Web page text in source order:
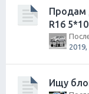
Продам
R16
2019,
Ищу